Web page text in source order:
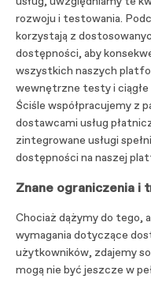
rozwoju i testowania.
korzystają z
dostępności, aby
wszystkich naszych
wewnętrzne testy i ciągłe
Ściśle współpracujemy z
dostawcami usług
zintegrowane usługi
dostępności na naszej
Znane ograniczenia i
Chociaż dążymy do tego,
wymagania dotyczące
użytkowników, zdajemy
mogą nie być jeszcze w